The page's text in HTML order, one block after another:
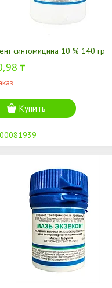
синтомицина 10 % 140 гр
₸
Купить